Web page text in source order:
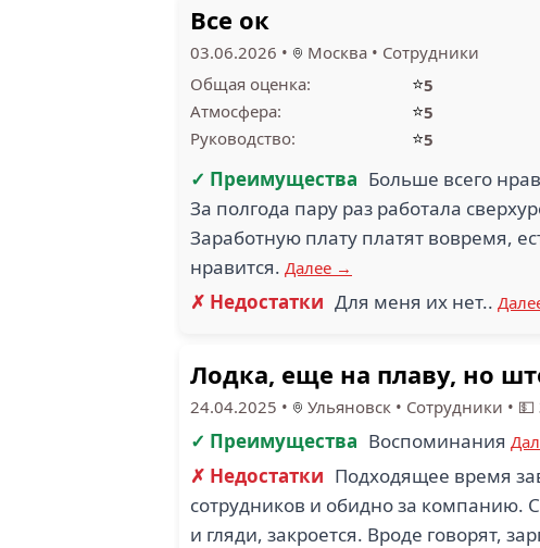
Все ок
03.06.2026 • Москва • Сотрудники
Общая оценка:
⭐5
Атмосфера:
⭐5
Руководство:
⭐5
✓ Преимущества Больше всего
За полгода пару раз работала
Заработную плату платят вовремя,
нравится. Далее →
✗ Недостатки Для меня их нет..
Лодка, еще на плаву, но
24.04.2025 • Ульяновск • Сотрудники •
✓ Преимущества Воспоминания
✗ Недостатки Подходящее время
сотрудников и обидно за компанию.
и гляди, закроется. Вроде говорят,